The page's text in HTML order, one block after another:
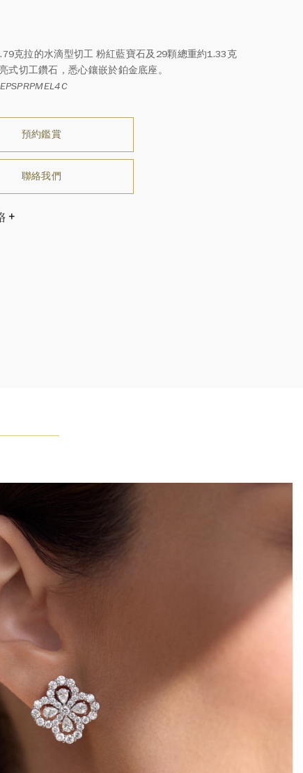
克拉的水滴型切工 粉紅藍寶石及29顆總重約1.33克
式切工鑽石，悉心鑲嵌於鉑金底座。
預約鑑賞
聯絡我們